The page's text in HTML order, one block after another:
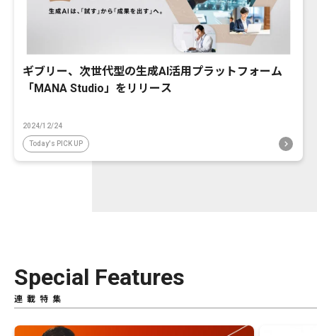
ギブリー、次世代型の生成AI活用プラットフォーム
「MANA Studio」をリリース
2024/12/24
Today's PICK UP
Special Features
連載特集